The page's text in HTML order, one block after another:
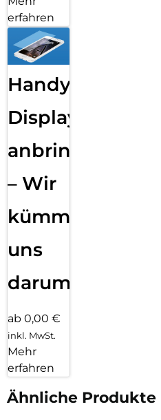
erfahren
Handy
Displayfolie
anbringen
– Wir
kümmern
uns
darum!
ab 0,00 €
inkl. MwSt.
Mehr
erfahren
Ähnliche Produkte